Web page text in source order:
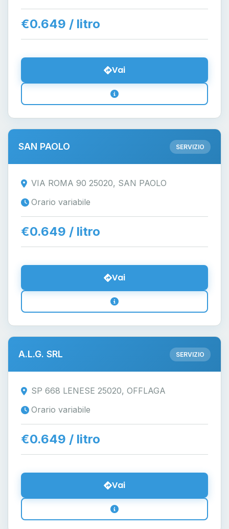
€0.649 / litro
Vai
SAN PAOLO SERVIZIO
VIA ROMA 90 25020, SAN PAOLO
Orario variabile
€0.649 / litro
Vai
A.L.G. SRL SERVIZIO
SP 668 LENESE 25020, OFFLAGA
Orario variabile
€0.649 / litro
Vai